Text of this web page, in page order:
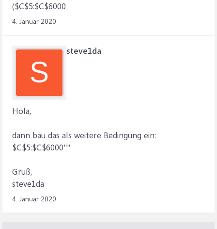
($C$5:$C$6000
4. Januar 2020
S
steve1da
Hola,
dann bau das als weitere Bedingung ein:
$C$5:$C$6000""
Gruß,
steve1da
4. Januar 2020